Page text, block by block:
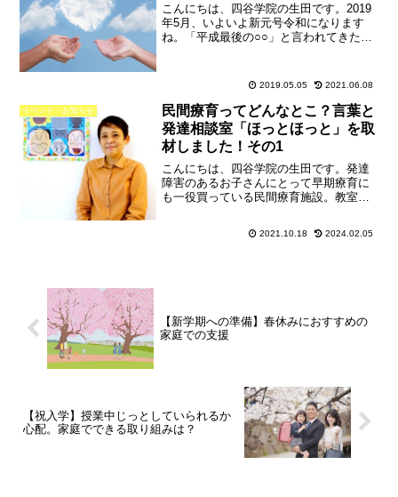
こんにちは、四谷学院の生田です。2019
年5月、いよいよ新元号令和になります
ね。「平成最後の○○」と言われてきたの
はじめての何の期間かご存知ですか？答
2019.05.05 2021.06.08
イベント・お知らせ
民間療育ってどんなとこ？言葉と
発達相談室「ほっとほっと」を取
材しました！その1
こんにちは、四谷学院の生田です。発達
障害のあるお子さんにとって早期療育に
も一役買っている民間療育施設。教室に
できます。今回は、民間療育教室の一例
2021.10.18 2024.02.05
【新学期への準備】春休みにおすすめの
家庭での支援
【祝入学】授業中じっとしていられるか
心配。家庭でできる取り組みは？